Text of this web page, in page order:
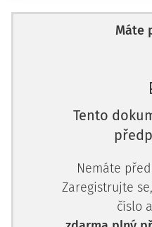
Aktuální nabídku najdete
Máte
Tento
Nemáte
Zaregistrujte
číslo